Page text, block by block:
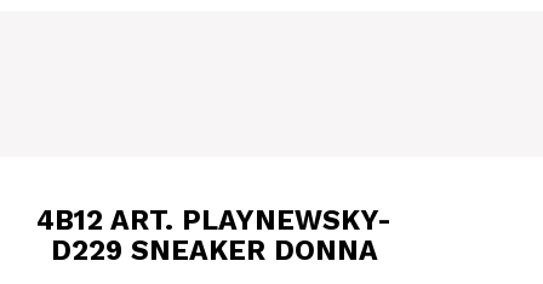
4B12 ART. PLAYNEWSKY-
D229 SNEAKER DONNA